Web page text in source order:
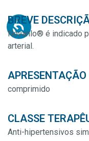
BREVE
Novanlo® é indicado
arterial.
APRESENTAÇÃO
comprimido
CLASSE
Anti-hipertensivos